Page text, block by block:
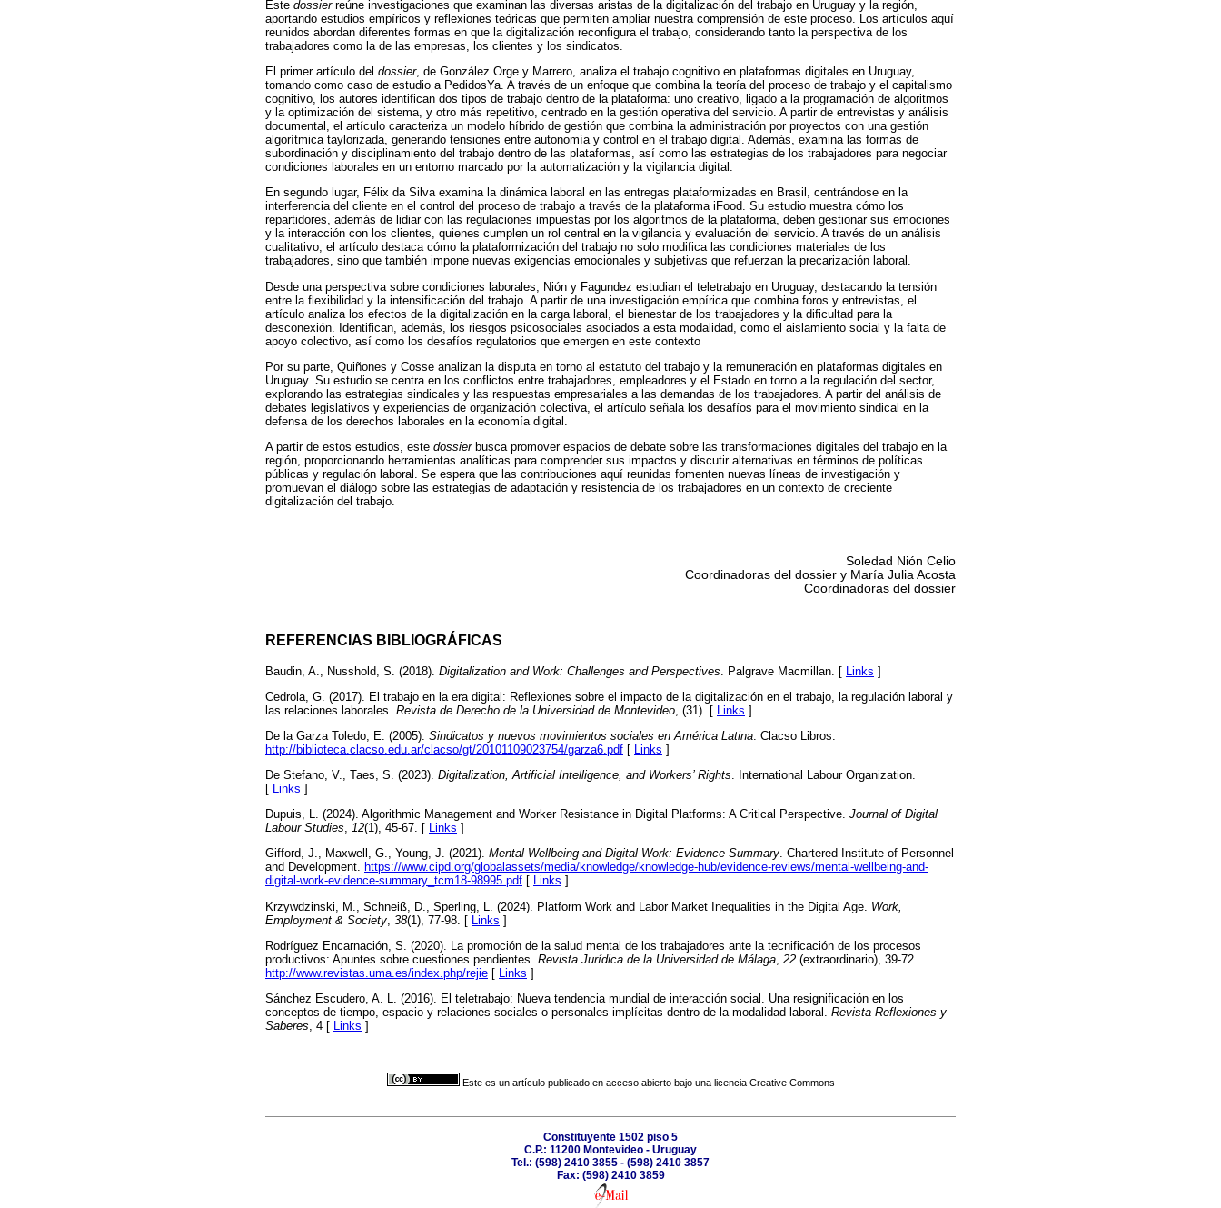
Este dossierreúne investigaciones que examinan las diversas aristas de la digitalización del trabajo en Uruguay y la región,
aportando estudios empíricos y reflexiones teóricas que permiten ampliar nuestra comprensión de este proceso. Los artículos aquí
reunidos abordan diferentes formas en que la digitalización reconfigura el trabajo, considerando tanto la perspectiva de los
trabajadores como la de las empresas, los clientes y los sindicatos.
El primer artículo del dossier, de González Orge y Marrero, analiza el trabajo cognitivo en plataformas digitales en Uruguay,
tomando como caso de estudio a PedidosYa. A través de un enfoque que combina la teoría del proceso de trabajo y el capitalismo
cognitivo, los autores identifican dos tipos de trabajo dentro de la plataforma: uno creativo, ligado a la programación de algoritmos
y la optimización del sistema, y otro más repetitivo, centrado en la gestión operativa del servicio. A partir de entrevistas y análisis
documental, el artículo caracteriza un modelo híbrido de gestión que combina la administración por proyectos con una gestión
algorítmica taylorizada, generando tensiones entre autonomía y control en el trabajo digital. Además, examina las formas de
subordinación y disciplinamiento del trabajo dentro de las plataformas, así como las estrategias de los trabajadores para negociar
condiciones laborales en un entorno marcado por la automatización y la vigilancia digital.
En segundo lugar, Félix da Silva examina la dinámica laboral en las entregas plataformizadas en Brasil, centrándose en la
interferencia del cliente en el control del proceso de trabajo a través de la plataforma iFood. Su estudio muestra cómo los
repartidores, además de lidiar con las regulaciones impuestas por los algoritmos de la plataforma, deben gestionar sus emociones
y la interacción con los clientes, quienes cumplen un rol central en la vigilancia y evaluación del servicio. A través de un análisis
cualitativo, el artículo destaca cómo la plataformización del trabajo no solo modifica las condiciones materiales de los
trabajadores, sino que también impone nuevas exigencias emocionales y subjetivas que refuerzan la precarización laboral.
Desde una perspectiva sobre condiciones laborales, Nión y Fagundez estudian el teletrabajo en Uruguay, destacando la tensión
entre la flexibilidad y la intensificación del trabajo. A partir de una investigación empírica que combina foros y entrevistas, el
artículo analiza los efectos de la digitalización en la carga laboral, el bienestar de los trabajadores y la dificultad para la
desconexión. Identifican, además, los riesgos psicosociales asociados a esta modalidad, como el aislamiento social y la falta de
apoyo colectivo, así como los desafíos regulatorios que emergen en este contexto
Por su parte, Quiñones y Cosse analizan la disputa en torno al estatuto del trabajo y la remuneración en plataformas digitales en
Uruguay. Su estudio se centra en los conflictos entre trabajadores, empleadores y el Estado en torno a la regulación del sector,
explorando las estrategias sindicales y las respuestas empresariales a las demandas de los trabajadores. A partir del análisis de
debates legislativos y experiencias de organización colectiva, el artículo señala los desafíos para el movimiento sindical en la
defensa de los derechos laborales en la economía digital.
A partir de estos estudios, este dossierbusca promover espacios de debate sobre las transformaciones digitales del trabajo en la
región, proporcionando herramientas analíticas para comprender sus impactos y discutir alternativas en términos de políticas
públicas y regulación laboral. Se espera que las contribuciones aquí reunidas fomenten nuevas líneas de investigación y
promuevan el diálogo sobre las estrategias de adaptación y resistencia de los trabajadores en un contexto de creciente
digitalización del trabajo.
Soledad Nión Celio
Coordinadoras del dossier y María Julia Acosta
Coordinadoras del dossier
REFERENCIAS BIBLIOGRÁFICAS
Baudin, A., Nusshold, S. (2018). Digitalization and Work: Challenges and Perspectives . Palgrave Macmillan. [ Links ]
Cedrola, G. (2017). El trabajo en la era digital: Reflexiones sobre el impacto de la digitalización en el trabajo, la regulación laboral y
las relaciones laborales. Revista de Derecho de la Universidad de Montevideo , (31). [ Links ]
De la Garza Toledo, E. (2005). Sindicatos y nuevos movimientos sociales en América Latina . Clacso Libros.
http://biblioteca.clacso.edu.ar/clacso/gt/20101109023754/garza6.pdf [ Links ]
De Stefano, V., Taes, S. (2023). Digitalization, Artificial Intelligence, and Workers’ Rights. International Labour Organization.
[ Links ]
Dupuis, L. (2024). Algorithmic Management and Worker Resistance in Digital Platforms: A Critical Perspective. Journal of Digital
Labour Studies, 12(1), 45-67. [ Links ]
Gifford, J., Maxwell, G., Young, J. (2021). Mental Wellbeing and Digital Work: Evidence Summary. Chartered Institute of Personnel
and Development. https://www.cipd.org/globalassets/media/knowledge/knowledge-hub/evidence-reviews/mental-wellbeing-and-
digital-work-evidence-summary_tcm18-98995.pdf [ Links ]
Krzywdzinski, M., Schneiß, D., Sperling, L. (2024). Platform Work and Labor Market Inequalities in the Digital Age. Work,
Employment & Society 38(1), 77-98. [ Links ]
Rodríguez Encarnación, S. (2020). La promoción de la salud mental de los trabajadores ante la tecnificación de los procesos
productivos: Apuntes sobre cuestiones pendientes. Revista Jurídica de la Universidad de Málaga 22 (extraordinario), 39-72.
http://www.revistas.uma.es/index.php/rejie [ Links ]
Sánchez Escudero, A. L. (2016). El teletrabajo: Nueva tendencia mundial de interacción social. Una resignificación en los
conceptos de tiempo, espacio y relaciones sociales o personales implícitas dentro de la modalidad laboral. Revista Reflexiones y
Saberes, 4 [ Links ]
Este es un artículo publicado en acceso abierto bajo una licencia Creative Commons
Constituyente 1502 piso 5
C.P.: 11200 Montevideo - Uruguay
Tel.: (598) 2410 3855 - (598) 2410 3857
Fax: (598) 2410 3859